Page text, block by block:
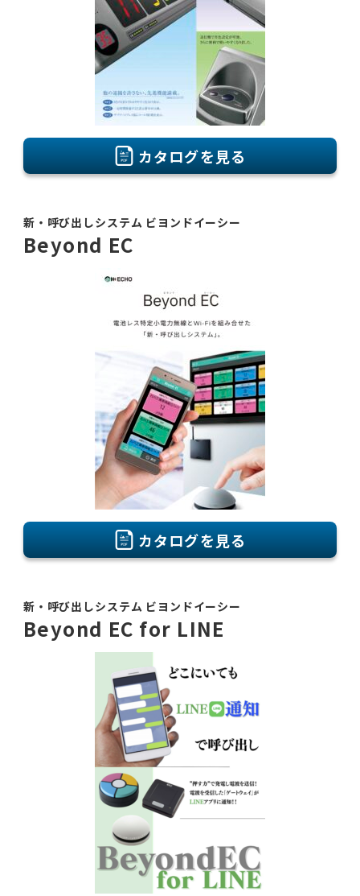
カタログを見る
新・呼び出しシステム ビヨンドイーシー
Beyond EC
カタログを見る
新・呼び出しシステム ビヨンドイーシー
Beyond EC for LINE